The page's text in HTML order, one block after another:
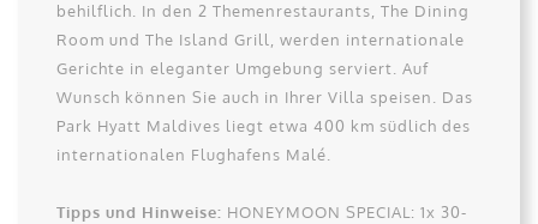
behilflich. In den 2 Themenrestaurants, The Dining
Room und The Island Grill, werden internationale
Gerichte in eleganter Umgebung serviert. Auf
Wunsch können Sie auch in Ihrer Villa speisen. Das
Park Hyatt Maldives liegt etwa 400 km südlich des
internationalen Flughafens Malé.
Tipps und Hinweise: HONEYMOON SPECIAL: 1x 30-